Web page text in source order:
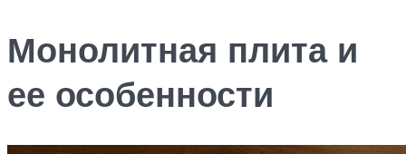
Монолитная плита и
ее особенности